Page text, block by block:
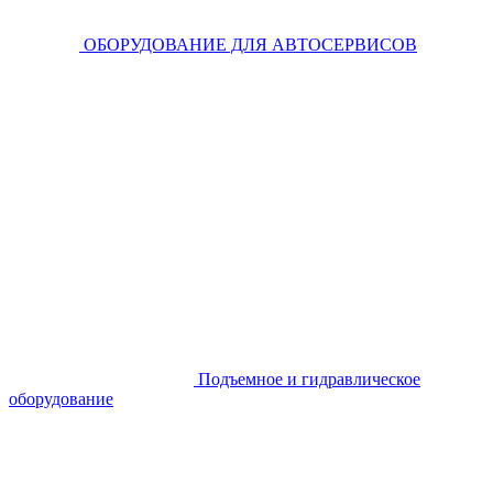
ОБОРУДОВАНИЕ ДЛЯ АВТОСЕРВИСОВ
Подъемное и гидравлическое
оборудование